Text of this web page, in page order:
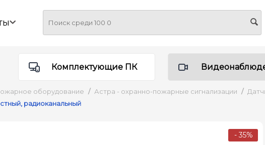
Комплектующие ПК
оборудование / Астра - охранно-пожарные сигнализации /
радиоканальный
- 35%